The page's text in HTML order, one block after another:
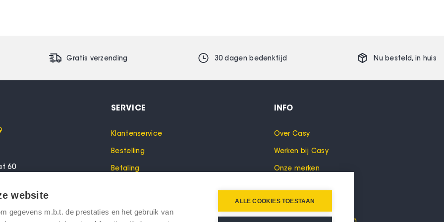
Gratis verzending 30 dagen bedenktijd Nu besteld, in huis
60
Bel dan voor een
SERVICE
Klantenservice
Bestelling
Betaling
Retourneren
INFO
Over Casy
Werken bij Casy
Onze merken
Privacyverklaring
Algemene voorwaarden
website
gegevens m.b.t. de prestaties en het gebruik van
ALLE COOKIES TOESTAAN